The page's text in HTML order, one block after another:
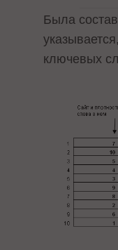
Была
ключевых